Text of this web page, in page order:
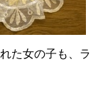
た女の子も、ラ